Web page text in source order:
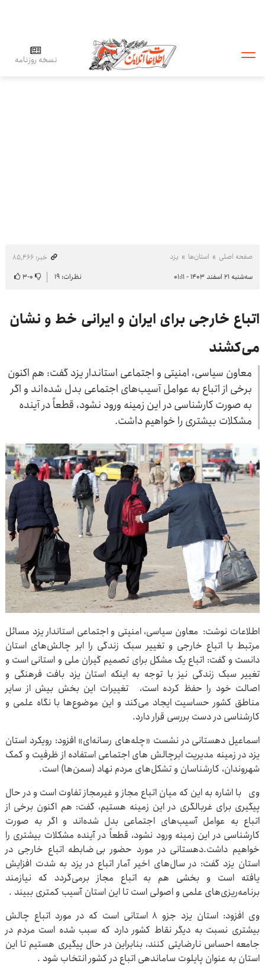
نسخه روزنامه
صفحه اصلی استان‌ها یزد
خبر: ۸۵٬۴۶۶
سه‌شنبه ۲۱ اسفند ۱۴۰۳ - ۰۱:۱۱
نظرات: ۱۹ ۰-۳
اتباع خارجی برای ایران و ایرانی خط و نشان
می‌کشند
معاون سیاسی، امنیتی و اجتماعی استاندار یزد گفت: هم اکنون
برخی از اتباع به عوامل آسیب‌های اجتماعی بدل شده‌اند و اگر
به صورت کارشناسی در این زمینه ورود نشود، قطعاً در آینده
مشکلات بیشتری را خواهیم داشت.
اطلاعات نوشت: معاون سیاسی، امنیتی و اجتماعی استاندار یزد مسائل
مرتبط با اتباع خارجی و تغییر سبک زندگی را ابر چالش‌های استان
دانست و گفت: اتباع یک مشکل برای تصمیم گیران ملی و استانی است و
تغییر سبک زندگی نیز با توجه به اینکه استان یزد بافت فرهنگی و
اصالت خود را حفظ کرده است، تغییرات این بخش بیش از سایر
مناطق کشور حساسیت ایجاد می‌کند و این موضوع‌ها با نگاه علمی و
کارشناسی در دست بررسی قرار دارد.
اسماعیل دهستانی در نشست «چله‌های رسانه‌ای» افزود: رویکرد استان
یزد در زمینه مدیریت ابرچالش های اجتماعی استفاده از ظرفیت و کمک
شهروندان، کارشناسان و تشکل‌های مردم نهاد (سمن‌ها) است.
وی با اشاره به این که میان اتباع مجاز و غیرمجاز تفاوت است و در حال
پیگیری برای غربالگری در این زمینه هستیم، گفت: هم اکنون برخی از
اتباع به عوامل آسیب‌های اجتماعی بدل شده‌اند و اگر به صورت
کارشناسی در این زمینه ورود نشود، قطعاً در آینده مشکلات بیشتری را
خواهیم داشت.دهستانی در مورد حضور بی ضابطه اتباع خارجی در
استان یزد گفت: در سال‌های اخیر آمار اتباع در یزد به شدت افزایش
یافته است و بخشی هم به اتباع مجاز برمی‌گردد که نیازمند
برنامه‌ریزی‌های علمی و اصولی است تا این استان آسیب کمتری ببیند .
وی افزود: استان یزد جزو ۸ استانی است که در مورد اتباع چالش
بیشتری نسبت به دیگر نقاط کشور دارد که سبب شده است مردم در
جامعه احساس نارضایتی کنند، بنابراین در حال پیگیری هستیم تا این
استان به عنوان پایلوت ساماندهی اتباع در کشور انتخاب شود .